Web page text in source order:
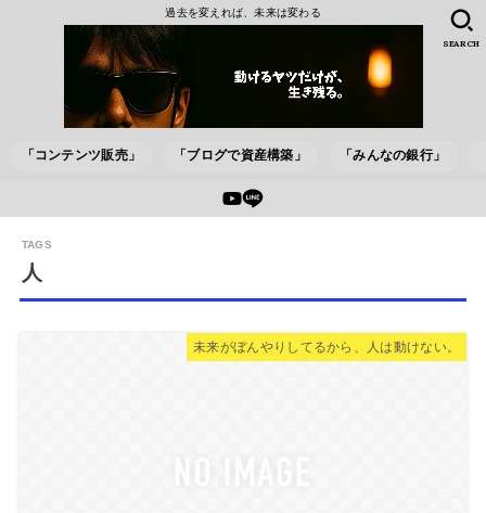
過去を変えれば、未来は変わる
「コンテンツ販売」 「ブログで資産構築」 「みんなの銀行」
SEARCH
人
未来がぼんやりしてるから、人は動けない。